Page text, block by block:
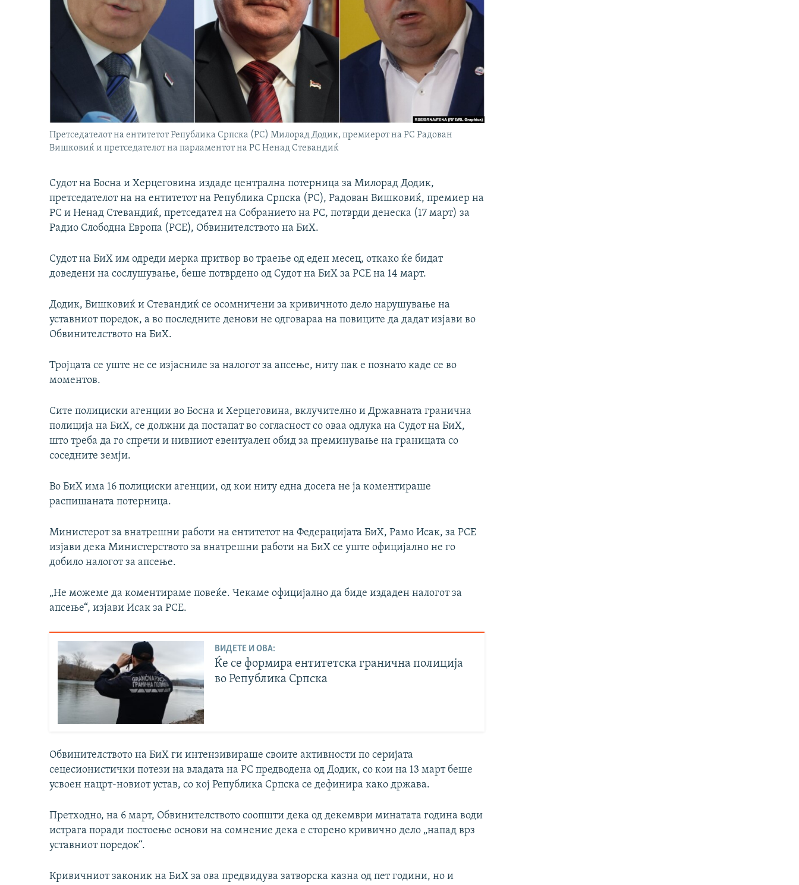
Претседателот на ентитетот Република Српска (РС) Милорад Додик, премиерот на РС Радован
Вишковиќ и претседателот на парламентот на РС Ненад Стевандиќ
Судот на Босна и Херцеговина издаде централна потерница за Милорад Додик,
претседателот на на ентитетот на Република Српска (РС), Радован Вишковиќ, премиер на
РС и Ненад Стевандиќ, претседател на Собранието на РС, потврди денеска (17 март) за
Радио Слободна Европа (РСЕ), Обвинителството на БиХ.
Судот на БиХ им одреди мерка притвор во траење од еден месец, откако ќе бидат
доведени на сослушување, беше потврдено од Судот на БиХ за РСЕ на 14 март.
Додик, Вишковиќ и Стевандиќ се осомничени за кривичното дело нарушување на
уставниот поредок, а во последните денови не одговараа на повиците да дадат изјави во
Обвинителството на БиХ.
Тројцата се уште не се изјасниле за налогот за апсење, ниту пак е познато каде се во
моментов.
Сите полициски агенции во Босна и Херцеговина, вклучително и Државната гранична
полиција на БиХ, се должни да постапат во согласност со оваа одлука на Судот на БиХ,
што треба да го спречи и нивниот евентуален обид за преминување на границата со
соседните земји.
Во БиХ има 16 полициски агенции, од кои ниту една досега не ја коментираше
распишаната потерница.
Министерот за внатрешни работи на ентитетот на Федерацијата БиХ, Рамо Исак, за РСЕ
изјави дека Министерството за внатрешни работи на БиХ се уште официјално не го
добило налогот за апсење.
„Не можеме да коментираме повеќе. Чекаме официјално да биде издаден налогот за
апсење“, изјави Исак за РСЕ.
ВИДЕТЕ И ОВА:
Ќе се формира ентитетска гранична полиција
во Република Српска
Обвинителството на БиХ ги интензивираше своите активности по серијата
сецесионистички потези на владата на РС предводена од Додик, со кои на 13 март беше
усвоен нацрт-новиот устав, со кој Република Српска се дефинира како држава.
Претходно, на 6 март, Обвинителството соопшти дека од декември минатата година води
истрага поради постоење основи на сомнение дека е сторено кривично дело „напад врз
уставниот поредок“.
Кривичниот законик на БиХ за ова предвидува затворска казна од пет години, но и